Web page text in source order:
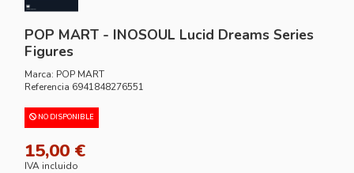
POP MART - INOSOUL Lucid Dreams Series
Figures
Marca: POP MART
Referencia 6941848276551
NO DISPONIBLE
15,00 €
IVA incluido